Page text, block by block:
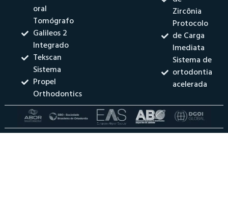
oral
Tomógrafo
Galileos 2
Integrado
Tekscan
Sistema
Propel
Orthodontics
Zircônia
Protocolo
de Carga
Imediata
Sistema de
ortodontia
acelerada